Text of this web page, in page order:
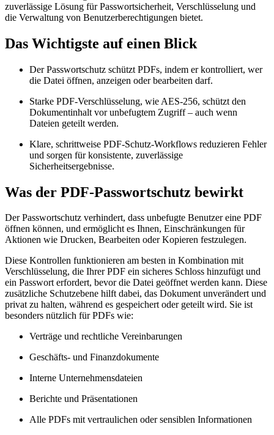
zuverlässige Lösung für Passwortsicherheit, Verschlüsselung und
die Verwaltung von Benutzerberechtigungen bietet.
Das Wichtigste auf einen Blick
Der Passwortschutz schützt PDFs, indem er kontrolliert, wer
die Datei öffnen, anzeigen oder bearbeiten darf.
Starke PDF-Verschlüsselung, wie AES-256, schützt den
Dokumentinhalt vor unbefugtem Zugriff – auch wenn
Dateien geteilt werden.
Klare, schrittweise PDF-Schutz-Workflows reduzieren Fehler
und sorgen für konsistente, zuverlässige
Sicherheitsergebnisse.
Was der PDF-Passwortschutz bewirkt
Der Passwortschutz verhindert, dass unbefugte Benutzer eine PDF
öffnen können, und ermöglicht es Ihnen, Einschränkungen für
Aktionen wie Drucken, Bearbeiten oder Kopieren festzulegen.
Diese Kontrollen funktionieren am besten in Kombination mit
Verschlüsselung, die Ihrer PDF ein sicheres Schloss hinzufügt und
ein Passwort erfordert, bevor die Datei geöffnet werden kann. Diese
zusätzliche Schutzebene hilft dabei, das Dokument unverändert und
privat zu halten, während es gespeichert oder geteilt wird. Sie ist
besonders nützlich für PDFs wie:
Verträge und rechtliche Vereinbarungen
Geschäfts- und Finanzdokumente
Interne Unternehmensdateien
Berichte und Präsentationen
Alle PDFs mit vertraulichen oder sensiblen Informationen